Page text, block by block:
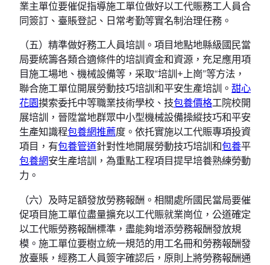
業主單位要催促指導施工單位做好以工代賑務工人員合
同簽訂、臺賬登記、日常考勤等實名制治理任務。
（五）精準做好務工人員培訓。項目地點地縣級國民當
局要統籌各類合適條件的培訓資金和資源，充足應用項
目施工場地、機械設備等，采取“培訓+上崗”等方法，
聯合施工單位開展勞動技巧培訓和平安生產培訓。 甜心
花園摸索委托中等職業技術學校、技包養價格工院校開
展培訓，晉陞當地群眾中小型機械設備操縱技巧和平安
生產知識程包養網推薦度。依托實施以工代賑專項投資
項目，有包養管道針對性地開展勞動技巧培訓和包養平
包養網安生產培訓，為重點工程項目提早培養熟練勞動
力。
（六）及時足額發放勞務報酬。相關處所國民當局要催
促項目施工單位盡量擴充以工代賑就業崗位，公道確定
以工代賑勞務報酬標準，盡能夠增添勞務報酬發放規
模。施工單位要樹立統一規范的用工名冊和勞務報酬發
放臺賬，經務工人員簽字確認后，原則上將勞務報酬通